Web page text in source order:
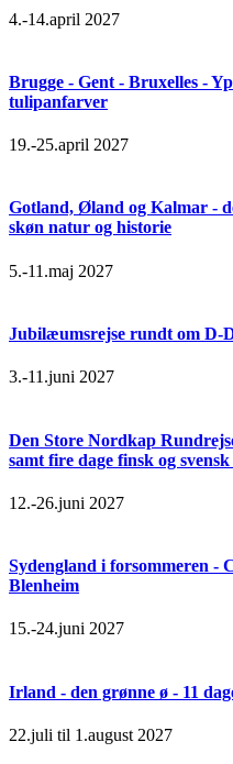
4.-14.april 2027
Brugge - Gent - Bruxelles -
tulipanfarver
19.-25.april 2027
Gotland, Øland og Kalmar -
skøn natur og historie
5.-11.maj 2027
Jubilæumsrejse rundt om D-
3.-11.juni 2027
Den Store Nordkap
samt fire dage finsk og
12.-26.juni 2027
Sydengland i forsommeren -
Blenheim
15.-24.juni 2027
Irland - den grønne ø - 11
22.juli til 1.august 2027